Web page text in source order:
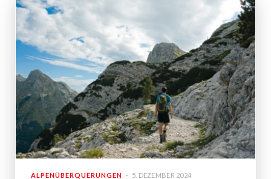
ALPENÜBERQUERUNGEN 5. DEZEMBER 2024